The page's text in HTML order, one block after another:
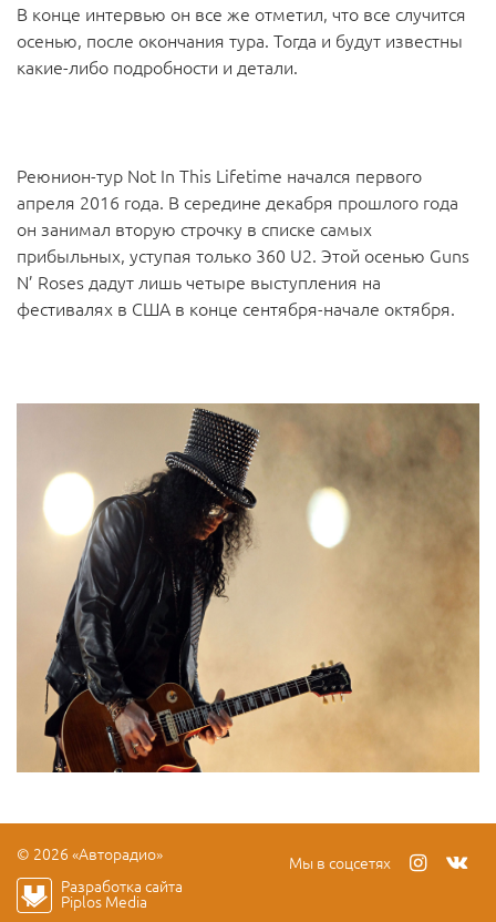
В конце интервью он все же отметил, что все случится
осенью, после окончания тура. Тогда и будут известны
какие-либо подробности и детали.
Реюнион-тур Not In This Lifetime начался первого
апреля 2016 года. В середине декабря прошлого года
он занимал вторую строчку в списке самых
прибыльных, уступая только 360 U2. Этой осенью Guns
N’ Roses дадут лишь четыре выступления на
фестивалях в США в конце сентября-начале октября.
© 2026 «Авторадио»
Мы в соцсетях
Разработка сайта
Piplos Media